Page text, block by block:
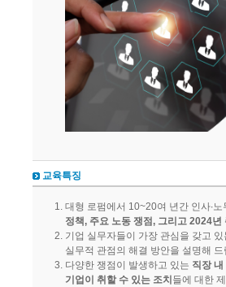
교육특징
대형 로펌에서 10~20여 년간 인사∙
정책, 주요 노동 쟁점, 그리고 2024년
기업 실무자들이 가장 관심을 갖고
실무적 관점의 해결 방안을 설명해 드
다양한 쟁점이 발생하고 있는 직장
기업이 취할 수 있는 조치 들에 대한